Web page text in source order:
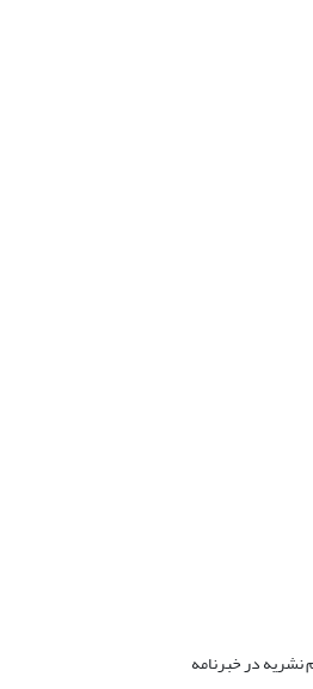
نشریه در خبرنامه